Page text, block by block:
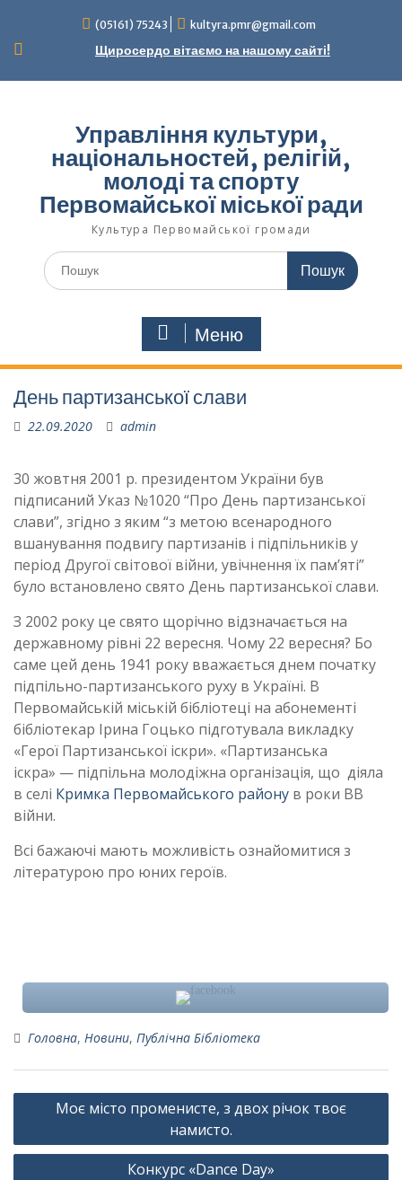
вмісту
(05161) 75243 kultyra.pmr@gmail.com
Щиросердо вітаємо на нашому сайті!
Управління культури,
національностей, релігій,
молоді та спорту
Первомайської міської ради
Культура Первомайcької громади
Шукати:
Меню
День партизанської слави
22.09.2020 admin
30 жовтня 2001 р. президентом України був
підписаний Указ №1020 “Про День партизанської
слави”, згідно з яким “з метою всенародного
вшанування подвигу партизанів і підпільників у
період Другої світової війни, увічнення їх пам’яті”
було встановлено свято День партизанської слави.
З 2002 року це свято щорічно відзначається на
державному рівні 22 вересня. Чому 22 вересня? Бо
саме цей день 1941 року вважається днем початку
підпільно-партизанського руху в Україні. В
Первомайській міській бібліотеці на абонементі
бібліотекар Ірина Гоцько підготувала викладку
«Герої Партизанської іскри». «Партизанська
іскра» — підпільна молодіжна організація, що діяла
в селі Кримка Первомайського району в роки ВВ
війни.
Всі бажаючі мають можливість ознайомитися з
літературою про юних героїв.
Головна, Новини, Публічна Бібліотека
Навігація
Моє місто променисте, з двох річок твоє
намисто.
Конкурс «Dance Day»